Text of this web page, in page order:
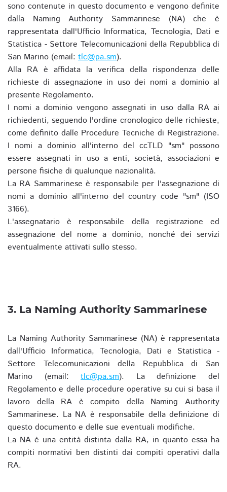
sono contenute in questo documento e vengono definite
dalla Naming Authority Sammarinese (NA) che è
rappresentata dall'Ufficio Informatica, Tecnologia, Dati e
Statistica - Settore Telecomunicazioni della Repubblica di
San Marino (email: tlc@pa.sm).
Alla RA è affidata la verifica della rispondenza delle
richieste di assegnazione in uso dei nomi a dominio al
presente Regolamento.
I nomi a dominio vengono assegnati in uso dalla RA ai
richiedenti, seguendo l'ordine cronologico delle richieste,
come definito dalle Procedure Tecniche di Registrazione.
I nomi a dominio all'interno del ccTLD "sm" possono
essere assegnati in uso a enti, società, associazioni e
persone fisiche di qualunque nazionalità.
La RA Sammarinese è responsabile per l'assegnazione di
nomi a dominio all'interno del country code "sm" (ISO
3166).
L'assegnatario è responsabile della registrazione ed
assegnazione del nome a dominio, nonché dei servizi
eventualmente attivati sullo stesso.
3. La Naming Authority Sammarinese
La Naming Authority Sammarinese (NA) è rappresentata
dall'Ufficio Informatica, Tecnologia, Dati e Statistica -
Settore Telecomunicazioni della Repubblica di San
Marino (email:tlc@pa.sm). La definizione del
Regolamento e delle procedure operative su cui si basa il
lavoro della RA è compito della Naming Authority
Sammarinese. La NA è responsabile della definizione di
questo documento e delle sue eventuali modifiche.
La NA è una entità distinta dalla RA, in quanto essa ha
compiti normativi ben distinti dai compiti operativi dalla
RA.